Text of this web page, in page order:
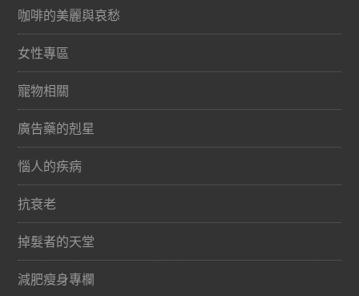
咖啡的美麗與哀愁
女性專區
寵物相關
廣告藥的剋星
惱人的疾病
抗衰老
掉髮者的天堂
減肥瘦身專欄